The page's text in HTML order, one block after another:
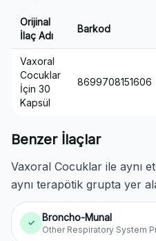
Orijinal
İlaç Adı
Barkod
Vaxoral
Cocuklar
İçin 30
Kapsül
8699708151606
Benzer İlaçlar
Vaxoral Cocuklar ile aynı
aynı terapötik grupta yer
✓ Broncho-Munal
Other Respiratory System